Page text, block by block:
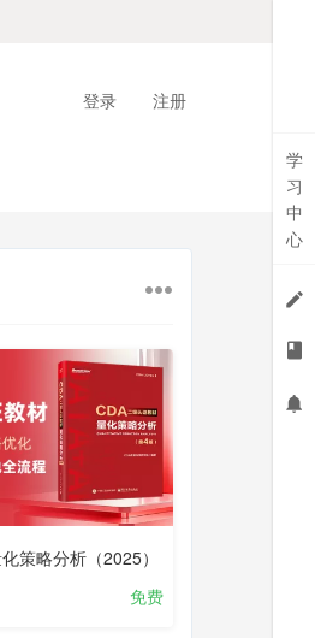
登录 注册
策略分析（2025）
免费
学
习
中
心